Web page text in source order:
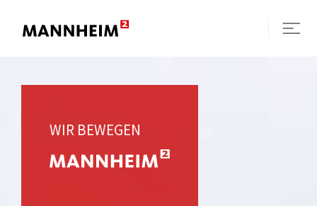
WIR BEWEGEN